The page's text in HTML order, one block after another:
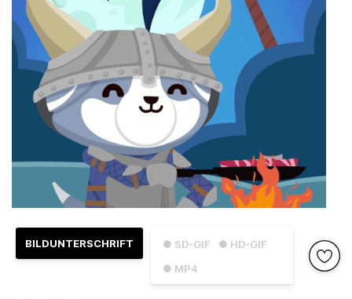
● SD-GIF
● HD-GIF
● MP4
BILDUNTERSCHRIFT